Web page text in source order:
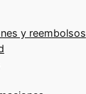
y reembolsos